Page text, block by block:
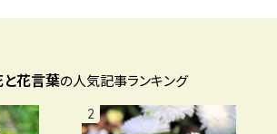
花言葉の人気記事ランキング
2